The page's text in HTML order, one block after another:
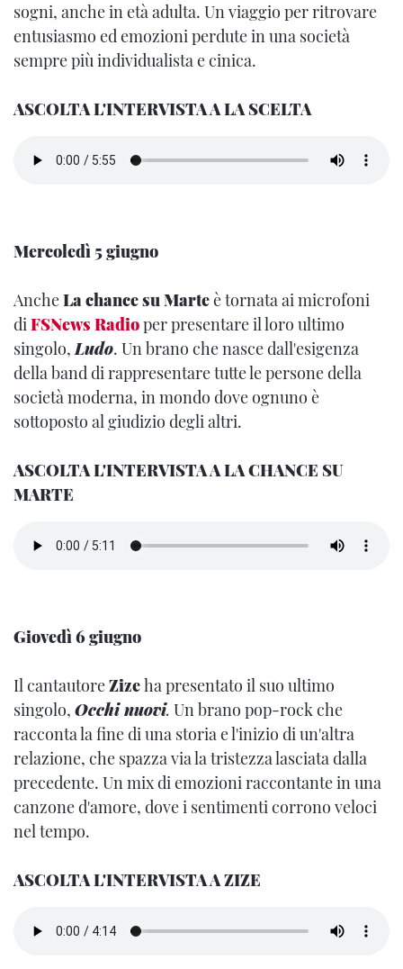
sogni, anche in età adulta. Un viaggio per ritrovare
entusiasmo ed emozioni perdute in una società
sempre più individualista e cinica.
ASCOLTA L'INTERVISTA A LA SCELTA
Mercoledì 5 giugno
AncheLa chance su Marteè tornata ai microfoni
diFSNews Radioper presentare il loro ultimo
singolo,Ludo. Un brano che nasce dall'esigenza
della band di rappresentare tutte le persone della
società moderna, in mondo dove ognuno è
sottoposto al giudizio degli altri.
ASCOLTA L'INTERVISTA A LA CHANCE SU
MARTE
Giovedì 6 giugno
Il cantautoreZizeha presentato il suo ultimo
singolo, Occhi nuovi. Un brano pop-rock che
racconta la fine di una storia e l'inizio di un'altra
relazione, che spazza via la tristezza lasciata dalla
precedente. Un mix di emozioni raccontante in una
canzone d'amore, dove i sentimenti corrono veloci
nel tempo.
ASCOLTA L'INTERVISTA A ZIZE